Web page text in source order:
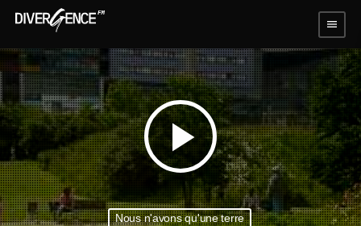
menu
play_arrow
Nous n'avons qu'une terre